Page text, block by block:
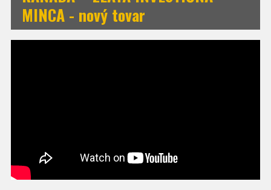
MINCA - nový tovar